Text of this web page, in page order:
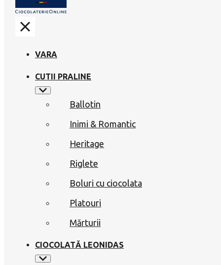
VARA
CUTII PRALINE
Ballotin
Inimi & Romantic
Heritage
Riglete
Boluri cu ciocolata
Platouri
Mărturii
CIOCOLATĂ LEONIDAS